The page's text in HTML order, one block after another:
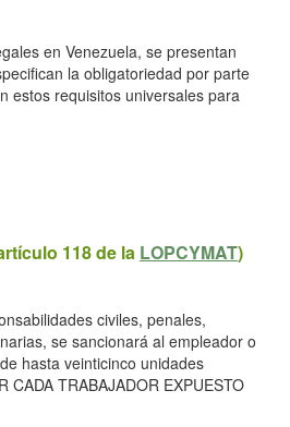
en Venezuela, se presentan
la obligatoriedad por parte
estos requisitos universales para
118 de la LOPCYMAT)
civiles, penales,
se sancionará al empleador o
hasta veinticinco unidades
CADA TRABAJADOR EXPUESTO